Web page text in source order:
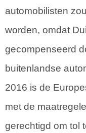
automobilisten
worden, omdat
gecompenseerd
buitenlandse
2016 is de
met de
gerechtigd om tol